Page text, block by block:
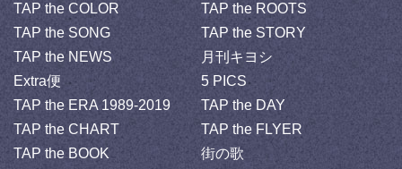
TAP the COLOR
TAP the ROOTS
TAP the SONG
TAP the STORY
TAP the NEWS
月刊キヨシ
Extra便
5 PICS
TAP the ERA 1989-2019
TAP the DAY
TAP the CHART
TAP the FLYER
TAP the BOOK
街の歌